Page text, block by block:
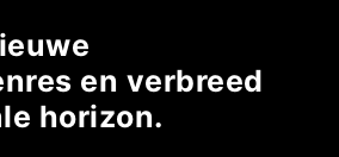
en verbreed
horizon.